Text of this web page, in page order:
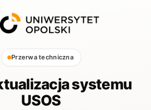
Przerwa techniczna
systemu
USOS